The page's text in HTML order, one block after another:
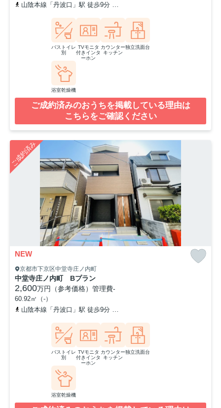
山陰本線「丹波口」駅 徒歩9分
バストイレ
別
TVモニタ
付きインタ
ーホン
カウンター
キッチン
独立洗面台
浴室乾燥機
ご成約済みのおうちを掲載している理由は
こちらをご確認ください
ご成約済み
NEW
京都市下京区中堂寺庄ノ内町
中堂寺庄ノ内町 Bプラン
2,600万円（参考価格） 管理費-
60.92㎡（-）
山陰本線「丹波口」駅 徒歩9分
バストイレ
別
TVモニタ
付きインタ
ーホン
カウンター
キッチン
独立洗面台
浴室乾燥機